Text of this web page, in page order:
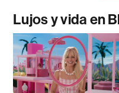
Lujos y vida en